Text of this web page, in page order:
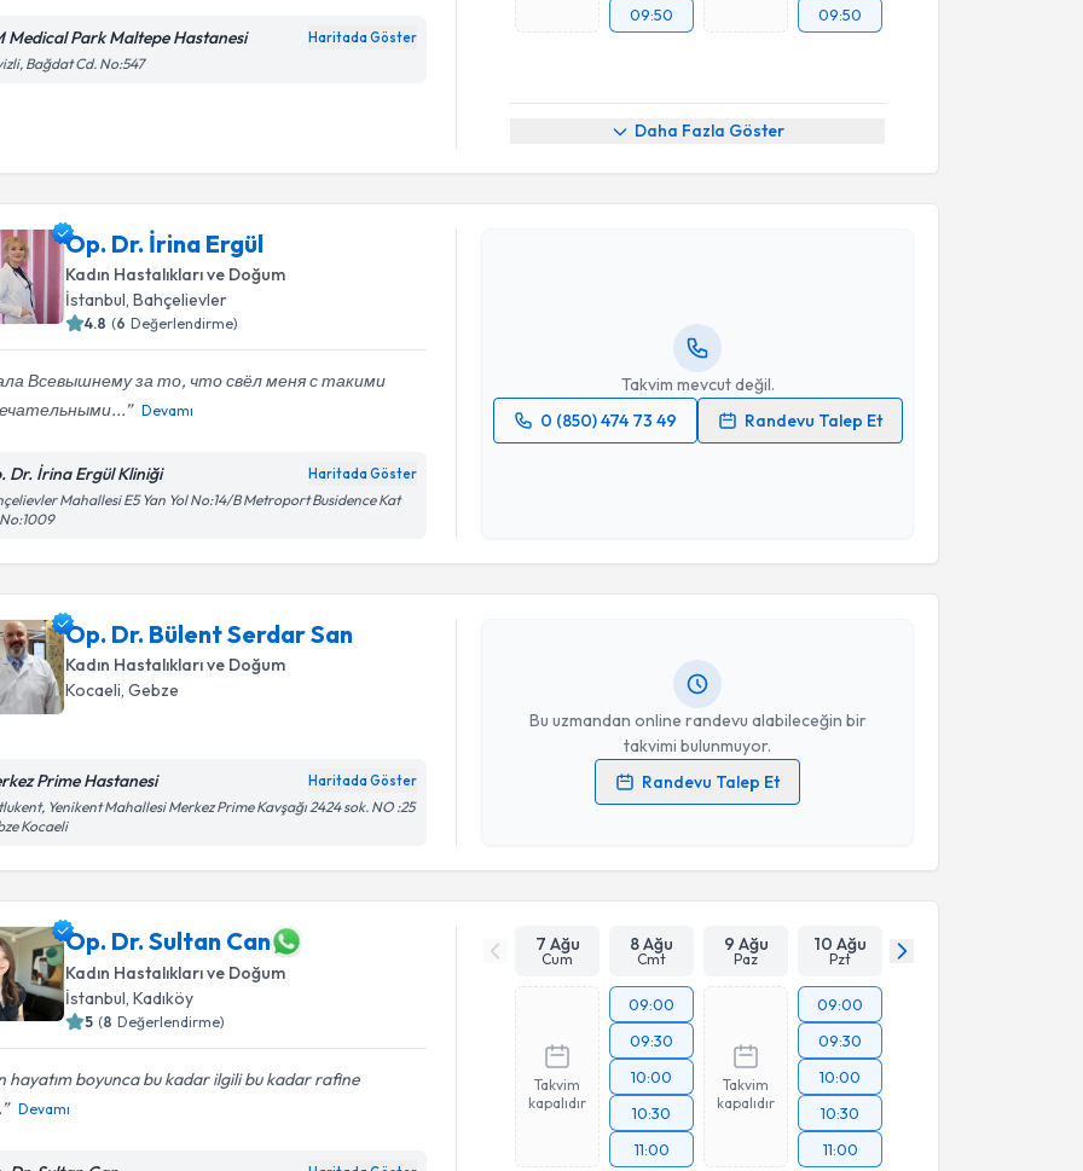
Medical Park Maltepe Hastanesi Haritada Göster
Bağdat Cd. No:547
09:50
09:50
Daha Fazla Göster
Op. Dr. İrina Ergül
Kadın Hastalıkları ve Doğum
İstanbul , Bahçelievler
4.8 (6 Değerlendirme)
Всевышнему за то, что свёл меня с такими
Devamı
Dr. İrina Ergül Kliniği Haritada Göster
Mahallesi E5 Yan Yol No:14/B Metroport Busidence Kat
Takvim mevcut değil.
0 (850) 474 73 49
Randevu Talep Et
Op. Dr. Bülent Serdar San
Kadın Hastalıkları ve Doğum
Kocaeli , Gebze
Prime Hastanesi Haritada Göster
Yenikent Mahallesi Merkez Prime Kavşağı 2424 sok. NO :25
Kocaeli
Bu uzmandan online randevu alabileceğin bir
takvimi bulunmuyor.
Randevu Talep Et
Op. Dr. Bülent Serdar Saniçin randevu takvimi talebi
oluşturun. Size bu uzmandan randevu almanız için bir takvim
Kişisel verilerimin işlenmesine ilişkinAydınlatma Metni
Op. Dr. Sultan Can
Kadın Hastalıkları ve Doğum
İstanbul , Kadıköy
5 (8 Değerlendirme)
hayatım boyunca bu kadar ilgili bu kadar rafine
Devamı
7 Ağu
Cum
8 Ağu
Cmt
9 Ağu
Paz
10 Ağu
Pzt
Takvim
kapalıdır
09:00
09:30
10:00
10:30
11:00
Takvim
kapalıdır
09:00
09:30
10:00
10:30
11:00